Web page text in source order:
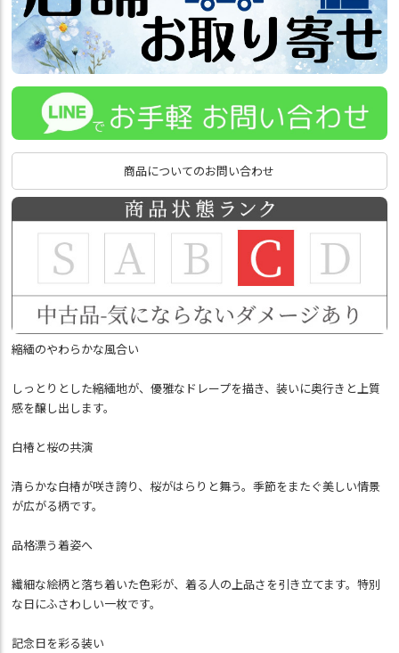
商品についてのお問い合わせ
縮緬のやわらかな風合い
しっとりとした縮緬地が、優雅なドレープを描き、装いに奥行きと上質
感を醸し出します。
白椿と桜の共演
清らかな白椿が咲き誇り、桜がはらりと舞う。季節をまたぐ美しい情景
が広がる柄です。
品格漂う着姿へ
繊細な絵柄と落ち着いた色彩が、着る人の上品さを引き立てます。特別
な日にふさわしい一枚です。
記念日を彩る装い